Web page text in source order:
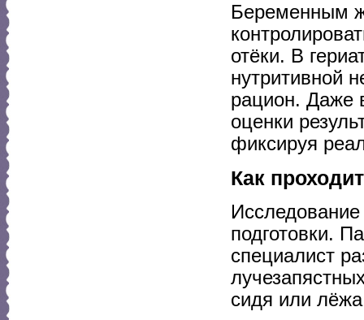
Беременным
отёки. В
нутритивной
рацион. Даже
оценки
фиксируя
Как
подготовки.
специалист
сидя или